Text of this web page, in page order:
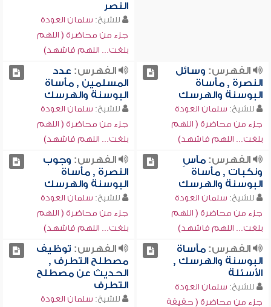
النصر
للشيخ: سلمان العودة
جزء من محاضرة ( اللهم
بلغت... اللهم فاشهد)
الفهرس: وسائل
النصرة , مأساة
البوسنة والهرسك
للشيخ: سلمان العودة
جزء من محاضرة ( اللهم
بلغت... اللهم فاشهد)
الفهرس: عدد
المسلمين , مأساة
البوسنة والهرسك
للشيخ: سلمان العودة
جزء من محاضرة ( اللهم
بلغت... اللهم فاشهد)
الفهرس:مآسٍ
ونكبات , مأساة
البوسنة والهرسك
للشيخ: سلمان العودة
جزء من محاضرة ( اللهم
بلغت... اللهم فاشهد)
الفهرس: وجوب
النصرة , مأساة
البوسنة والهرسك
للشيخ: سلمان العودة
جزء من محاضرة ( اللهم
بلغت... اللهم فاشهد)
الفهرس:مأساة
البوسنة والهرسك ,
الأسئلة
للشيخ: سلمان العودة
جزء من محاضرة ( حقيقة
الفهرس: توظيف
مصطلح التطرف ,
الحديث عن مصطلح
التطرف
للشيخ: سلمان العودة